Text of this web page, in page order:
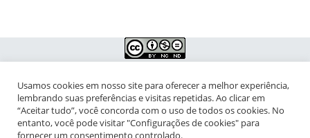
NIPIAC – Núcleo Interdisciplinar de Pesquisa para a Infância e
Adolescência Contemporâneas
Universidade Federal do Rio de Janeiro - Campus da Praia Vermelha
Usamos cookies em nosso site para oferecer a melhor experiência,
lembrando suas preferências e visitas repetidas. Ao clicar em
“Aceitar tudo”, você concorda com o uso de todos os cookies. No
entanto, você pode visitar "Configurações de cookies" para
fornecer um consentimento controlado.